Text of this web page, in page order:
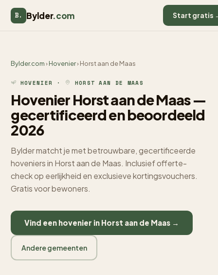
B. Bylder.com Start gratis
Bylder.com›Hovenier› Horst aan de Maas
HOVENIER · HORST AAN DE MAAS
Hovenier Horst aan de Maas —
gecertificeerd en beoordeeld
2026
Bylder matcht je met betrouwbare, gecertificeerde
hoveniers in Horst aan de Maas. Inclusief offerte-
check op eerlijkheid en exclusieve kortingsvouchers.
Gratis voor bewoners.
Vind een hovenier in Horst aan de Maas →
Andere gemeenten